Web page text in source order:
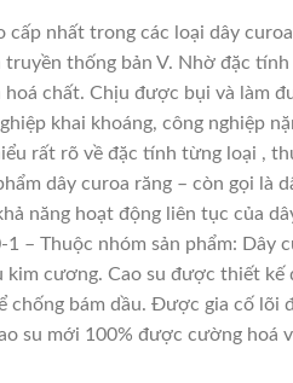
nhất trong các loại dây
thống bản V. Nhờ đặc tính
chất. Chịu được bụi và làm
khai khoáng, công nghiệp
rất rõ về đặc tính từng loại ,
dây curoa răng – còn gọi là
năng hoạt động liên tục của
– Thuộc nhóm sản phẩm: Dây
cương. Cao su được thiết
bám dầu. Được gia cố
su mới 100% được cường hoá